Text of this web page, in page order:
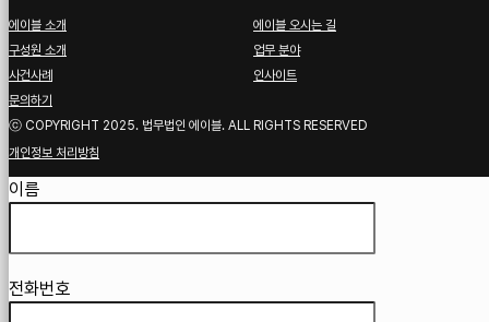
에이블 소개
에이블 오시는 길
구성원 소개
업무 분야
사건사례
인사이트
문의하기
ⓒ COPYRIGHT 2025. 법무법인 에이블. ALL RIGHTS RESERVED
개인정보 처리방침
이름
전화번호
Guardian